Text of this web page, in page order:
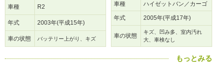
車種 R2
年式 2003年(平成15年)
車の状態 バッテリー上がり、キズ
車種 ハイゼットバン／カーゴ
年式 2005年(平成17年)
車の状態
キズ、凹み多、室内汚れ
大、車検なし
もっとみる